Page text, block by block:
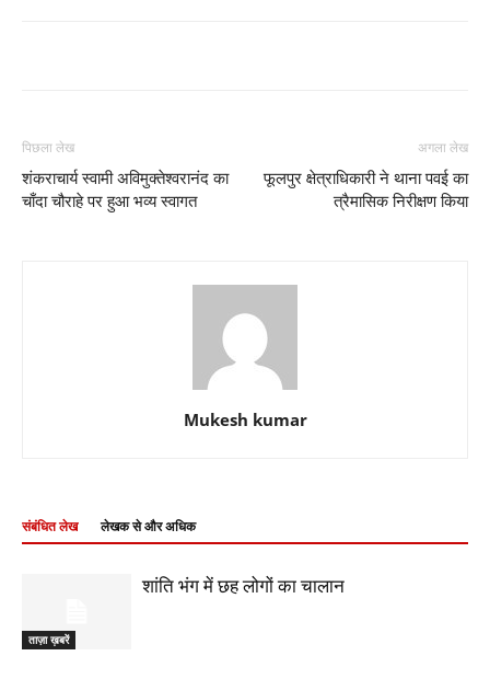
पिछला लेख
शंकराचार्य स्वामी अविमुक्तेश्वरानंद का
चाँदा चौराहे पर हुआ भव्य स्वागत
अगला लेख
फूलपुर क्षेत्राधिकारी ने थाना पवई का
त्रैमासिक निरीक्षण किया
Mukesh kumar
संबंधित लेख लेखक से और अधिक
ताज़ा ख़बरें
शांति भंग में छह लोगों का चालान